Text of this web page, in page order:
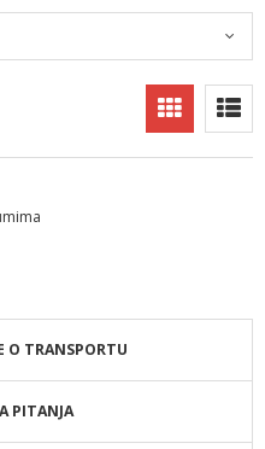
O TRANSPORTU
PITANJA